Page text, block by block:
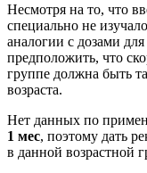
Несмотря на то, что
специально не
аналогии с дозами
предположить, что
группе должна быть
возраста.
Нет данных по
1 мес, поэтому дать
в данной возрастной